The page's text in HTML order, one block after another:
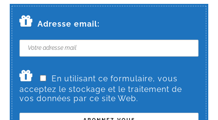
Adresse email:
En utilisant ce formulaire, vous
acceptez le stockage et le traitement de
vos données par ce site Web.